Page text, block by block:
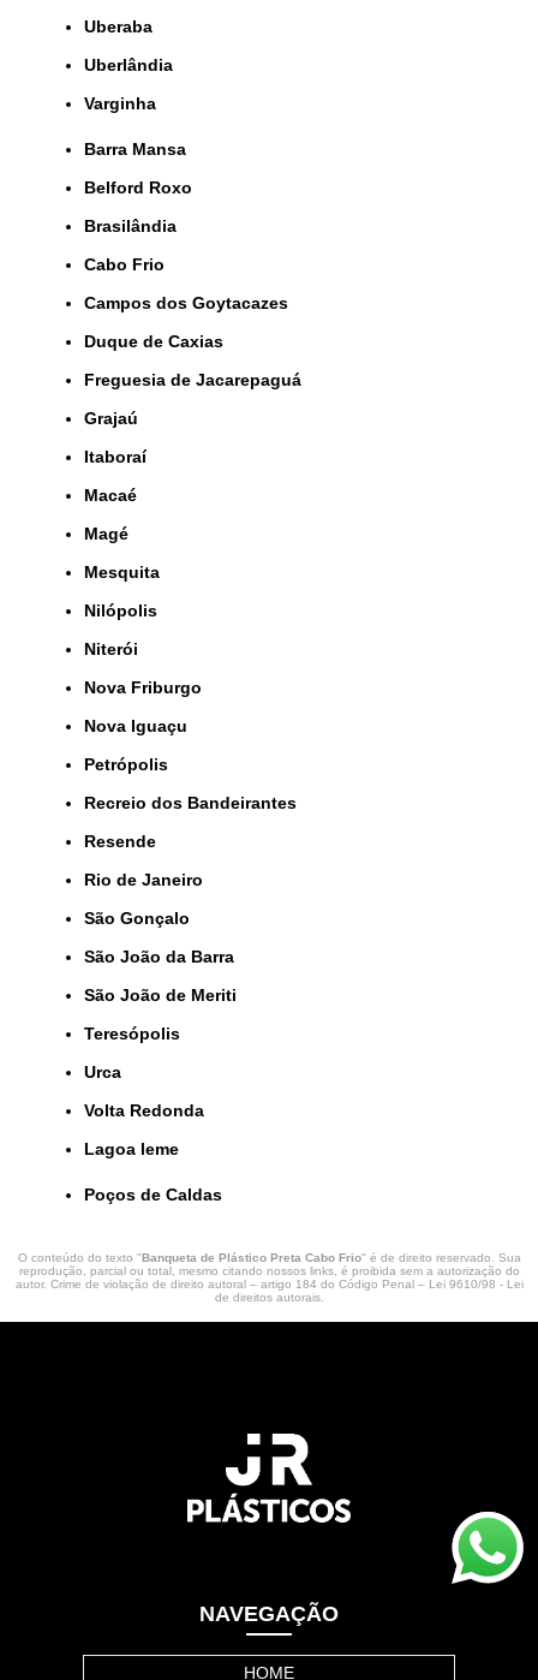
Uberaba
Uberlândia
Varginha
Barra Mansa
Belford Roxo
Brasilândia
Cabo Frio
Campos dos Goytacazes
Duque de Caxias
Freguesia de Jacarepaguá
Grajaú
Itaboraí
Macaé
Magé
Mesquita
Nilópolis
Niterói
Nova Friburgo
Nova Iguaçu
Petrópolis
Recreio dos Bandeirantes
Resende
Rio de Janeiro
São Gonçalo
São João da Barra
São João de Meriti
Teresópolis
Urca
Volta Redonda
lagoa leme
Poços de Caldas
O conteúdo do texto "Banqueta de Plástico Preta Cabo Frio" é de direito reservado. Sua
reprodução, parcial ou total, mesmo citando nossos links, é proibida sem a autorização do
autor. Crime de violação de direito autoral – artigo 184 do Código Penal – Lei 9610/98 - Lei
de direitos autorais.
NAVEGAÇÃO
HOME